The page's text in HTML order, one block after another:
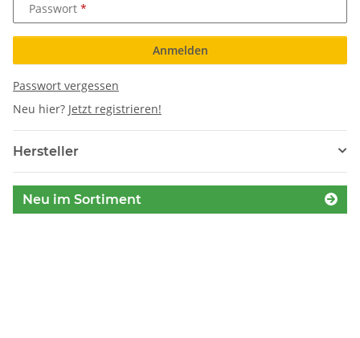
Passwort
Anmelden
Passwort vergessen
Neu hier? Jetzt registrieren!
Hersteller
Neu im Sortiment